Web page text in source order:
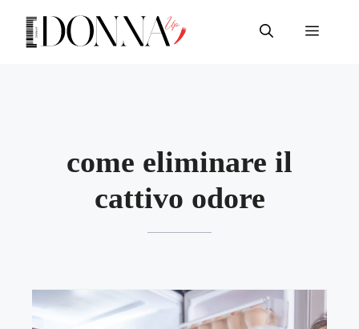
contenuto
Menu
come eliminare il
cattivo odore